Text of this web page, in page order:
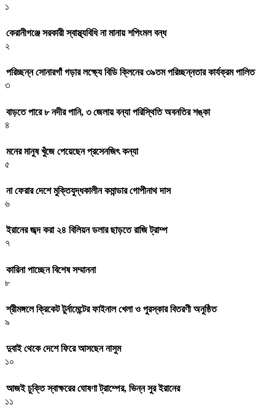
১
কেরানীগঞ্জে সরকারী স্বাস্থ্যবিধি না মানায় শপিংমল বন্ধ
২
পরিচ্ছন্ন সোনারগাঁ গড়ার লক্ষ্যে বিডি ক্লিনের ৩৯তম পরিচ্ছন্নতার কার্যক্রম পালিত
৩
বাড়তে পারে ৮ নদীর পানি, ৩ জেলায় বন্যা পরিস্থিতি অবনতির শঙ্কা
৪
মনের মানুষ খুঁজে পেয়েছেন প্রসেনজিৎ কন্যা
৫
না ফেরার দেশে মুক্তিযুদ্ধকালীন কমান্ডার গোপীনাথ দাস
৬
ইরানের জব্দ করা ২৪ বিলিয়ন ডলার ছাড়তে রাজি ট্রাম্প
৭
কারিনা পাচ্ছেন বিশেষ সম্মাননা
৮
শ্রীমঙ্গলে ক্রিকেট টুর্নামেন্টের ফাইনাল খেলা ও পুরস্কার বিতরণী অনুষ্ঠিত
৯
দুবাই থেকে দেশে ফিরে আসছেন নাসুম
১০
আজই চুক্তি স্বাক্ষরের ঘোষণা ট্রাম্পের, ভিন্ন সুর ইরানের
১১